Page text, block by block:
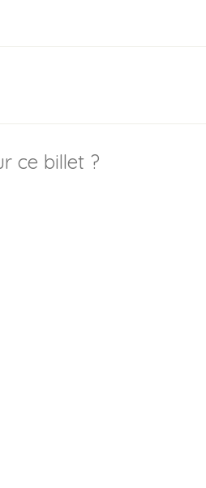
ce billet ?